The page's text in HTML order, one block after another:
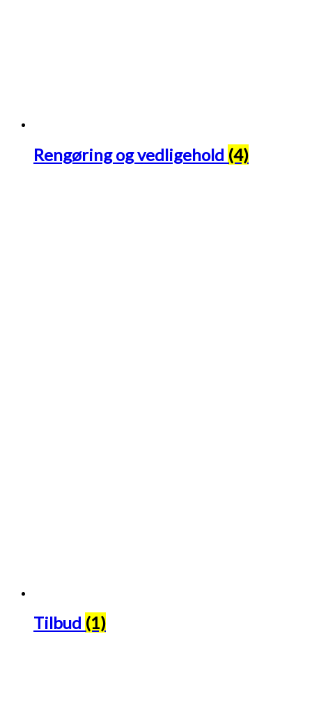
Rengøring og vedligehold (4)
Tilbud (1)